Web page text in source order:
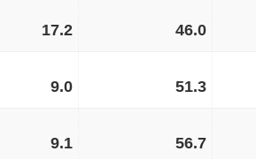
46.0
17.2
51.3
9.0
56.7
9.1